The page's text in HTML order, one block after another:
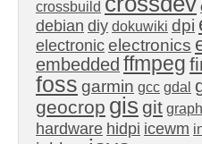
crossbuild
debian diy dokuwiki dpi
electronic electronics
embedded ffmpeg
foss garmin gcc gdal
geocrop gis git
hardware hidpi icewm